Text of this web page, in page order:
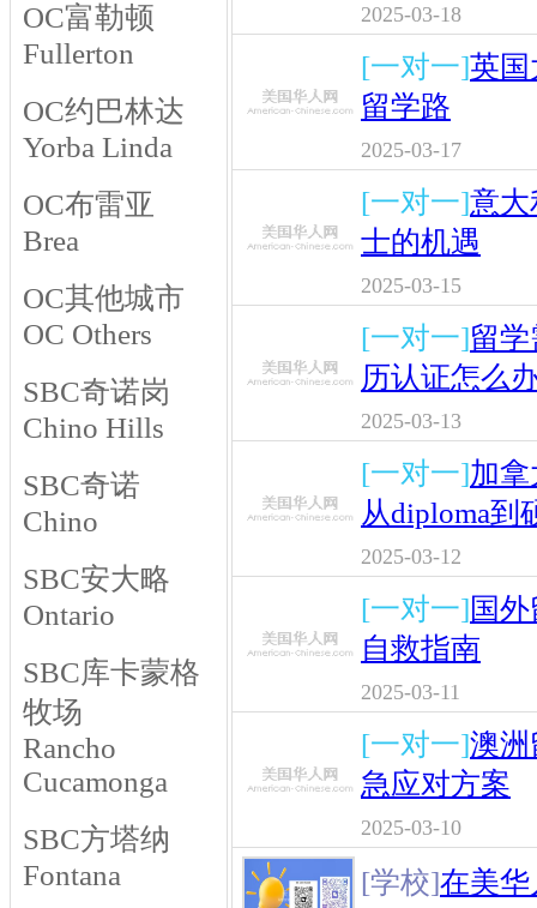
OC富勒顿
Fullerton
OC约巴林达
Yorba Linda
OC布雷亚
Brea
OC其他城市
OC Others
SBC奇诺岗
Chino Hills
SBC奇诺
Chino
SBC安大略
Ontario
SBC库卡蒙格
牧场
Rancho
Cucamonga
SBC方塔纳
Fontana
2025-03-18
[一对一]英国
留学路
2025-03-17
[一对一]意大
士的机遇
2025-03-15
[一对一]留
历认证怎么
2025-03-13
[一对一]加
从diploma到
2025-03-12
[一对一] 国
自救指南
2025-03-11
[一对一]澳洲
急应对方案
2025-03-10
[学校]在美